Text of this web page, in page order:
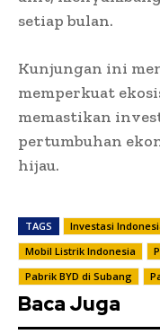
setiap bulan.
Kunjungan ini
memperkuat
memastikan
pertumbuhan
hijau.
TAGS Investasi
Mobil Listrik Indonesia
Pabrik BYD di Subang
Baca Juga